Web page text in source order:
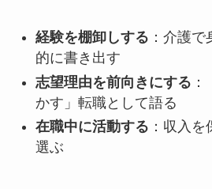
経験を棚卸しする ：介護
的に書き出す
志望理由を前向きにする
かす」転職として語る
在職中に活動する ：収入
選ぶ